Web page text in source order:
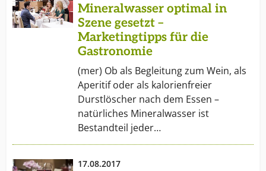
Mineralwasser optimal in
Szene gesetzt –
Marketingtipps für die
Gastronomie
(mer) Ob als Begleitung zum Wein, als
Aperitif oder als kalorienfreier
Durstlöscher nach dem Essen –
natürliches Mineralwasser ist
Bestandteil jeder…
17.08.2017